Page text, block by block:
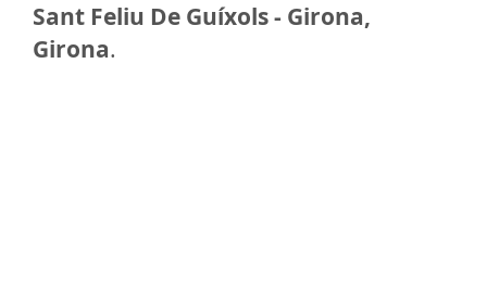
Sant Feliu De Guíxols - Girona,
Girona.